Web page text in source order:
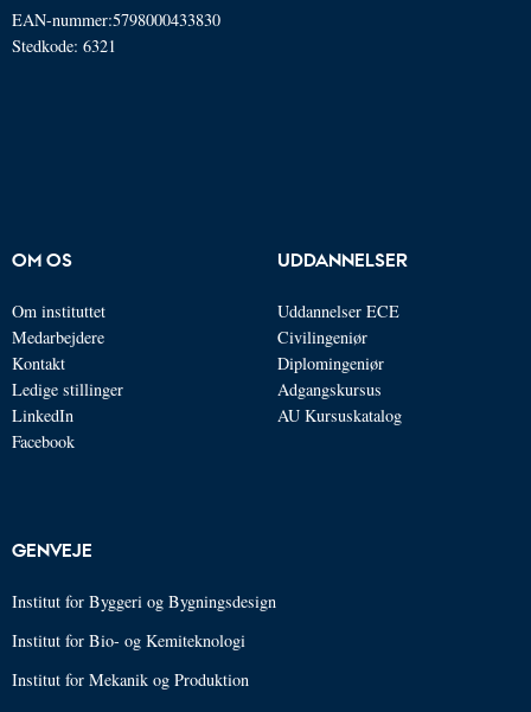
EAN-nummer:5798000433830
Stedkode: 6321
OM OS
Om instituttet
Medarbejdere
Kontakt
Ledige stillinger
LinkedIn
Facebook
UDDANNELSER
Uddannelser ECE
Civilingeniør
Diplomingeniør
Adgangskursus
AU Kursuskatalog
GENVEJE
Institut for Byggeri og Bygningsdesign
Institut for Bio- og Kemiteknologi
Institut for Mekanik og Produktion